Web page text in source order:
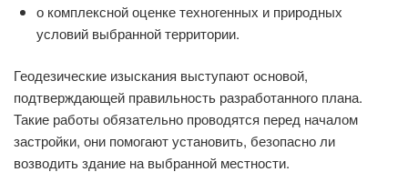
о комплексной оценке техногенных и природных
условий выбранной территории.
Геодезические изыскания выступают основой,
подтверждающей правильность разработанного плана.
Такие работы обязательно проводятся перед началом
застройки, они помогают установить, безопасно ли
возводить здание на выбранной местности.